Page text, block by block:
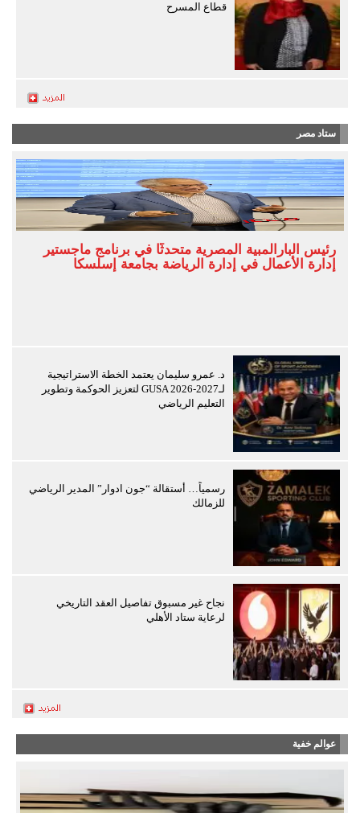
قطاع المسرح
ستاد مصر
رئيس البارالمبية المصرية متحدثًا في برنامج ماجستير
إدارة الأعمال في إدارة الرياضة بجامعة إسلسكا
د. عمرو سليمان يعتمد الخطة الاستراتيجية
لـGUSA 2026-2027 لتعزيز الحوكمة وتطوير
التعليم الرياضي
رسمياً… أستقالة “جون ادوار” المدير الرياضي
للزمالك
نجاح غير مسبوق تفاصيل العقد التاريخي
لرعاية ستاد الأهلي
عوالم خفية